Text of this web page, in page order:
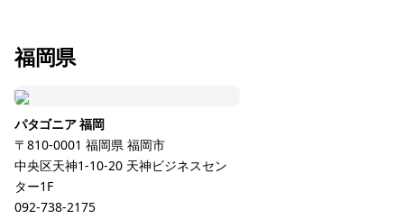
福岡県
パタゴニア 福岡
〒810-0001 福岡県 福岡市
中央区天神1-10-20 天神ビジネスセン
ター1F
092-738-2175